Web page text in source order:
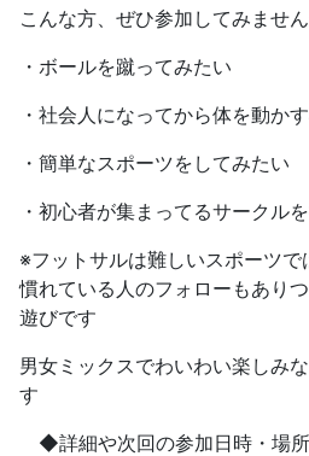
こんな方、ぜひ参加してみませ
・ボールを蹴ってみたい
・社会人になってから体を動か
・簡単なスポーツをしてみたい
・初心者が集まってるサークル
※フットサルは難しいスポーツで
慣れている人のフォローもあり
遊びです
男女ミックスでわいわい楽しみ
す
◆詳細や次回の参加日時・場